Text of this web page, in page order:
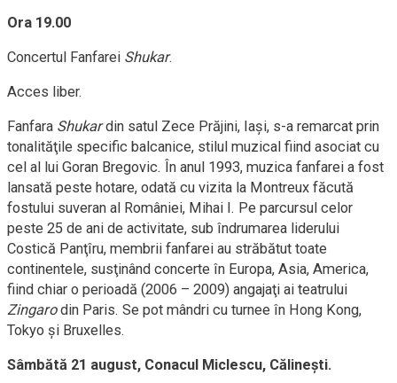
Ora 19.00
Concertul Fanfarei Shukar.
Acces liber.
Fanfara Shukardin satul Zece Prăjini, Iași, s-a remarcat prin
tonalităţile specific balcanice, stilul muzical fiind asociat cu
cel al lui Goran Bregovic. În anul 1993, muzica fanfarei a fost
lansată peste hotare, odată cu vizita la Montreux făcută
fostului suveran al României, Mihai I. Pe parcursul celor
peste 25 de ani de activitate, sub îndrumarea liderului
Costică Panţîru, membrii fanfarei au străbătut toate
continentele, susţinând concerte în Europa, Asia, America,
fiind chiar o perioadă (2006 – 2009) angajaţi ai teatrului
Zingarodin Paris. Se pot mândri cu turnee în Hong Kong,
Tokyo și Bruxelles.
Sâmbătă 21 august, Conacul Miclescu, Călinești.